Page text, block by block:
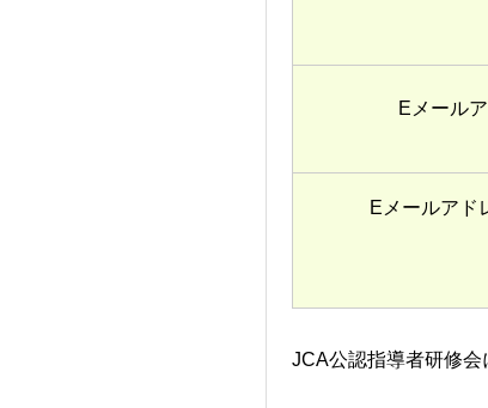
Eメール
Eメールア
JCA公認指導者研修会